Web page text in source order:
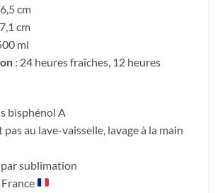
cm
cm
ml
: 24 heures fraîches, 12 heures
bisphénol A
au lave-vaisselle, lavage à la main
sublimation